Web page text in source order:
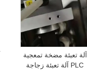
آلة تعبئة مضخة تمعجية
PLC آلة تعبئة زجاجة